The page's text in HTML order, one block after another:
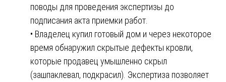
поводы для проведения экспертизы до
подписания акта приемки работ.
• Владелец купил готовый дом и через некоторое
время обнаружил скрытые дефекты кровли,
которые продавец умышленно скрыл
(зашпаклевал, подкрасил). Экспертиза позволяет